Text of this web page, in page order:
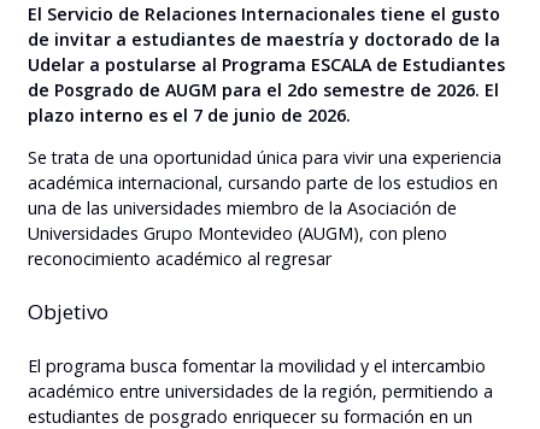
El Servicio de Relaciones Internacionales tiene el gusto
de invitar a estudiantes de maestría y doctorado de la
Udelar a postularse al Programa ESCALA de Estudiantes
de Posgrado de AUGM para el 2do semestre de 2026. El
plazo interno es el 7 de junio de 2026.
Se trata de una oportunidad única para vivir una experiencia
académica internacional, cursando parte de los estudios en
una de las universidades miembro de la Asociación de
Universidades Grupo Montevideo (AUGM), con pleno
reconocimiento académico al regresar
Objetivo
El programa busca fomentar la movilidad y el intercambio
académico entre universidades de la región, permitiendo a
estudiantes de posgrado enriquecer su formación en un